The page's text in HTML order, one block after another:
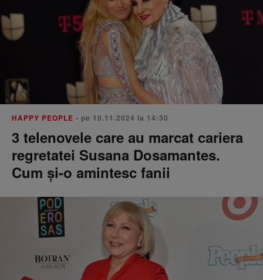
HAPPY PEOPLE • pe 10.11.2024 la 14:30
3 telenovele care au marcat cariera
regretatei Susana Dosamantes.
Cum și-o amintesc fanii